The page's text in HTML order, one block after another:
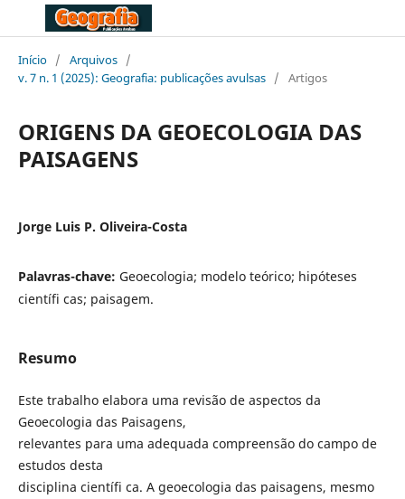
Início / Arquivos /
v. 7 n. 1 (2025): Geografia: publicações avulsas / Artigos
ORIGENS DA GEOECOLOGIA DAS
PAISAGENS
Jorge Luis P. Oliveira-Costa
Palavras-chave: Geoecologia; modelo teórico; hipóteses
científi cas; paisagem.
Resumo
Este trabalho elabora uma revisão de aspectos da
Geoecologia das Paisagens,
relevantes para uma adequada compreensão do campo de
estudos desta
disciplina científi ca. A geoecologia das paisagens, mesmo